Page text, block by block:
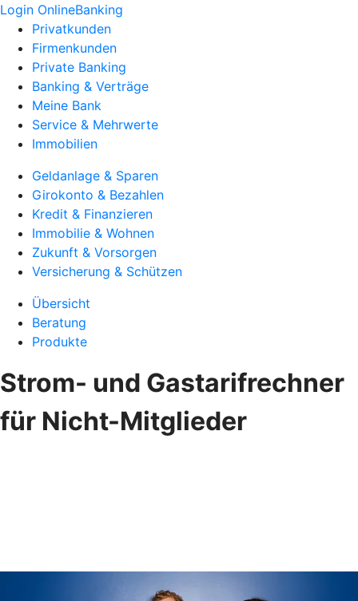
Login OnlineBanking
Privatkunden
Firmenkunden
Private Banking
Banking & Verträge
Meine Bank
Service & Mehrwerte
Immobilien
Geldanlage & Sparen
Girokonto & Bezahlen
Kredit & Finanzieren
Immobilie & Wohnen
Zukunft & Vorsorgen
Versicherung & Schützen
Übersicht
Beratung
Produkte
Strom- und Gastarifrechner
für Nicht-Mitglieder